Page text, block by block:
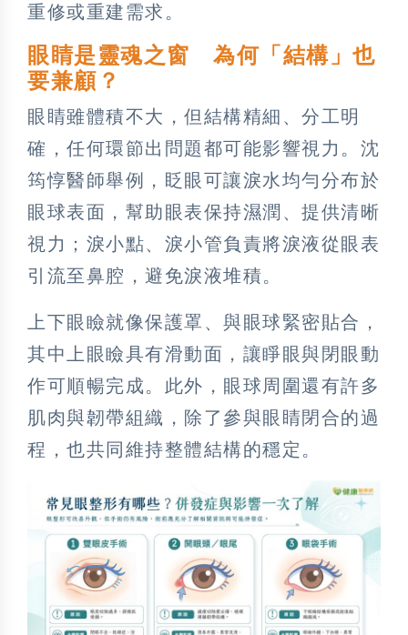
重修或重建需求。
眼睛是靈魂之窗 為何「結構」也
要兼顧？
眼睛雖體積不大，但結構精細、分工明
確，任何環節出問題都可能影響視力。沈
筠惇醫師舉例，眨眼可讓淚水均勻分布於
眼球表面，幫助眼表保持濕潤、提供清晰
視力；淚小點、淚小管負責將淚液從眼表
引流至鼻腔，避免淚液堆積。
上下眼瞼就像保護罩、與眼球緊密貼合，
其中上眼瞼具有滑動面，讓睜眼與閉眼動
作可順暢完成。此外，眼球周圍還有許多
肌肉與韌帶組織，除了參與眼睛閉合的過
程，也共同維持整體結構的穩定。